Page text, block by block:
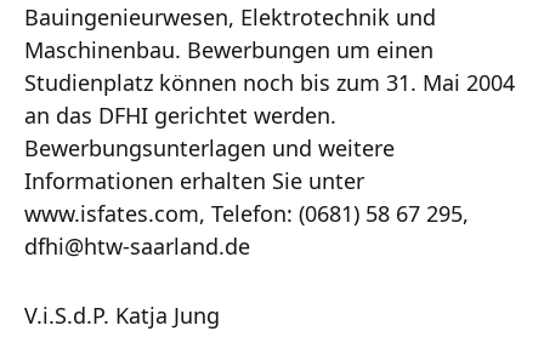
Bauingenieurwesen, Elektrotechnik und
Maschinenbau. Bewerbungen um einen
Studienplatz können noch bis zum 31. Mai 2004
an das DFHI gerichtet werden.
Bewerbungsunterlagen und weitere
Informationen erhalten Sie unter
www.isfates.com, Telefon: (0681) 58 67 295,
dfhi@htw-saarland.de
V.i.S.d.P. Katja Jung